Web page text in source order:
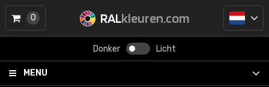
RALkleuren.com
Donker Licht
MENU
0